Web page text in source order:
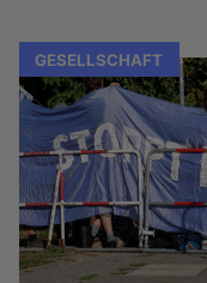
GESELLSCHAFT